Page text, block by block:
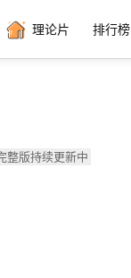
理论片 排行榜
整版持续更新中